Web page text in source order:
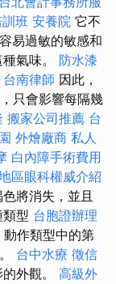
班 安養院 它不
易過敏的敏感和
氣味。 防水漆
台南律師 因此，
只會影響每隔幾
搬家公司推薦 台
外燴廠商 私人
白內障手術費用
區眼科權威介紹
將消失，並且
型 台胞證辦理
作類型中的第
台中水療 徵信
外觀。 高級外